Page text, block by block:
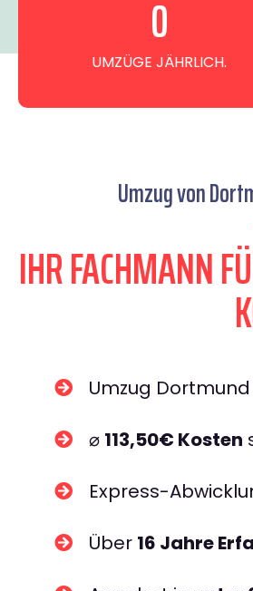
UMZÜGE JÄHRLICH.
0
Umzug von
IHR FACHMANN
Umzug
⌀ 113,50€ Kosten
Express-
Über 16 Jahre